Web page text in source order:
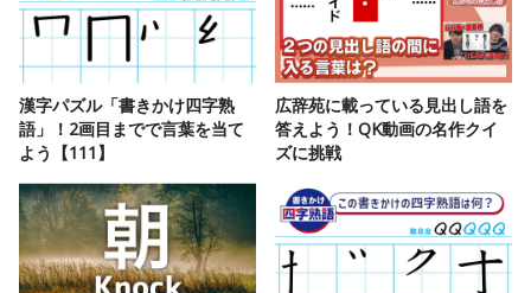
漢字パズル「書きかけ四字熟
語」！2画目までで言葉を当て
よう【111】
広辞苑に載っている見出し語を
答えよう！QK動画の名作クイ
ズに挑戦